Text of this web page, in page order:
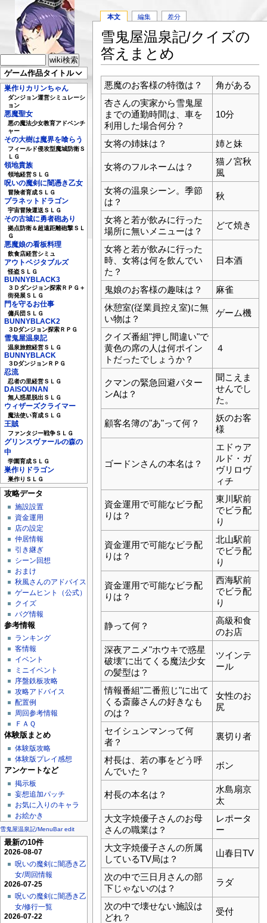
ゲーム作品タイトル
巣作りカリンちゃん
ダンジョン運営シミュレーシ
ョン
悪魔聖女
悪の魔法少女教育アドベンチ
ャー
その大樹は魔界を喰らう
フィールド侵攻型魔城防衛Ｓ
ＬＧ
領地貴族
領地経営ＳＬＧ
呪いの魔剣に闇憑き乙女
冒険者育成ＳＬＧ
プラネットドラゴン
宇宙冒険運送ＳＬＧ
その古城に勇者砲あり
拠点防衛＆超遠距離砲撃ＳＬ
Ｇ
悪魔娘の看板料理
飲食店経営シミュ
アウトベジタブルズ
怪盗ＳＬＧ
BUNNYBLACK3
３Ｄダンジョン探索ＲＰＧ＋
街発展ＳＬＧ
門を守るお仕事
傭兵団ＳＬＧ
BUNNYBLACK2
３Dダンジョン探索ＲＰＧ
雪鬼屋温泉記
温泉旅館経営ＳＬＧ
BUNNYBLACK
３DダンジョンＲＰＧ
忍流
忍者の里経営ＳＬＧ
DAISOUNAN
無人惑星脱出ＳＬＧ
ウィザーズクライマー
魔法使い育成ＳＬＧ
王賊
ファンタジー戦争ＳＬＧ
グリンスヴァールの森の
中
学園育成ＳＬＧ
巣作りドラゴン
巣作りＳＬＧ
攻略データ
施設設置
資金運用
店の設定
仲居情報
引き継ぎ
シーン回想
おまけ
秋風さんのアドバイス
ゲームヒント（公式）
クイズ
バグ情報
参考情報
ランキング
客情報
イベント
ミニイベント
序盤鉄板攻略
攻略アドバイス
配置例
周回参考情報
ＦＡＱ
体験版まとめ
体験版攻略
体験版プレイ感想
アンケートなど
掲示板
妄想追加パッチ
お気に入りのキャラ
お絵かき
雪鬼屋温泉記/MenuBar edit
最新の10件
2026-08-07
呪いの魔剣に闇憑き乙
女/周回情報
2026-07-25
呪いの魔剣に闇憑き乙
女/修行一覧
2026-07-22
本文 編集 差分
雪鬼屋温泉記/クイズの
答えまとめ
悪魔のお客様の特徴は？
角がある
杏さんの実家から雪鬼屋
までの通勤時間は、車を
利用した場合何分？
10分
女将の姉妹は？ 姉と妹
女将のフルネームは？
猫ノ宮秋
風
女将の温泉シーン。季節
は？
秋
女将と若が飲みに行った
場所に無いメニューは？
どて焼き
女将と若が飲みに行った
時、女将は何を飲んでい
た？
日本酒
鬼娘のお客様の趣味は？
麻雀
休憩室(従業員控え室)に無
い物は？
ゲーム機
クイズ番組"押し間違い"で
黄色の席の人は何ポイン
トだったでしょうか？
４
クマンの緊急回避パター
ンAは？
聞こえま
せんでし
た。
顧客名簿の"あ"って何？
妖のお客
様
ゴードンさんの本名は？
エドゥア
ルド・ガ
ヴリロヴ
ィチ
資金運用で可能なビラ配
りは？
東川駅前
でビラ配
り
資金運用で可能なビラ配
りは？
北山駅前
でビラ配
り
資金運用で可能なビラ配
りは？
西海駅前
でビラ配
り
静って何？
高級和食
のお店
深夜アニメ"ホウキで惑星
破壊"に出てくる魔法少女
の髪型は？
ツインテ
ール
情報番組"二番煎じ"に出て
くる斎藤さんの好きなも
のは？
女性のお
尻
セイシュンマンって何
者？
裏切り者
村長は、若の事をどう呼
んでいた？
ボン
村長の本名は？
水島扇京
太
大文字焼優子さんのお母
さんの職業は？
レポータ
ー
大文字焼優子さんの所属
しているTV局は？
山春日TV
次の中で三日月さんの部
下じゃないのは？
ラダ
次の中で壊せない施設は
どれ？
受付